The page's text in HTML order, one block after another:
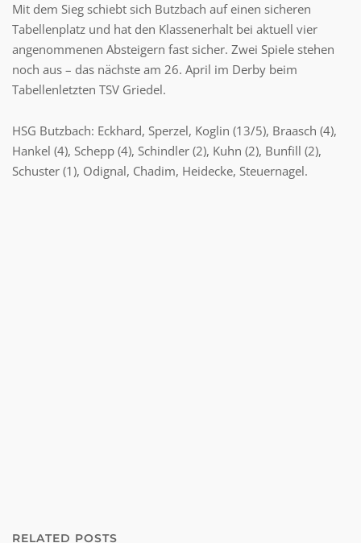
Mit dem Sieg schiebt sich Butzbach auf einen sicheren
Tabellenplatz und hat den Klassenerhalt bei aktuell vier
angenommenen Absteigern fast sicher. Zwei Spiele stehen
noch aus – das nächste am 26. April im Derby beim
Tabellenletzten TSV Griedel.
HSG Butzbach: Eckhard, Sperzel, Koglin (13/5), Braasch (4),
Hankel (4), Schepp (4), Schindler (2), Kuhn (2), Bunfill (2),
Schuster (1), Odignal, Chadim, Heidecke, Steuernagel.
RELATED POSTS